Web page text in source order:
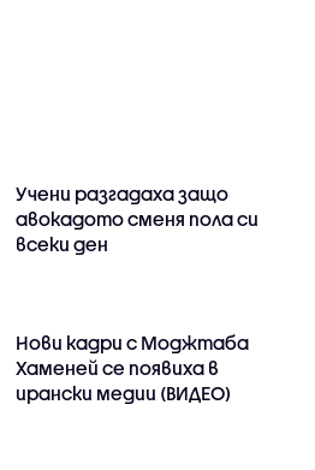
Учени разгадаха защо
авокадото сменя пола си
всеки ден
Нови кадри с Моджтаба
Хаменей се появиха в
ирански медии (ВИДЕО)